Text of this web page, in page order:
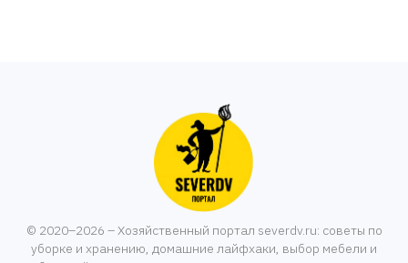
© 2020–2026 – Хозяйственный портал severdv.ru: советы по
уборке и хранению, домашние лайфхаки, выбор мебели и